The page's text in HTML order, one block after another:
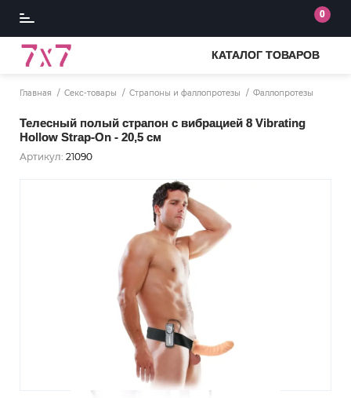
0
КАТАЛОГ ТОВАРОВ
Главная Секс-товары Страпоны и фаллопротезы Фаллопротезы
Телесный полый страпон с вибрацией 8 Vibrating
Hollow Strap-On - 20,5 см
Артикул: 21090